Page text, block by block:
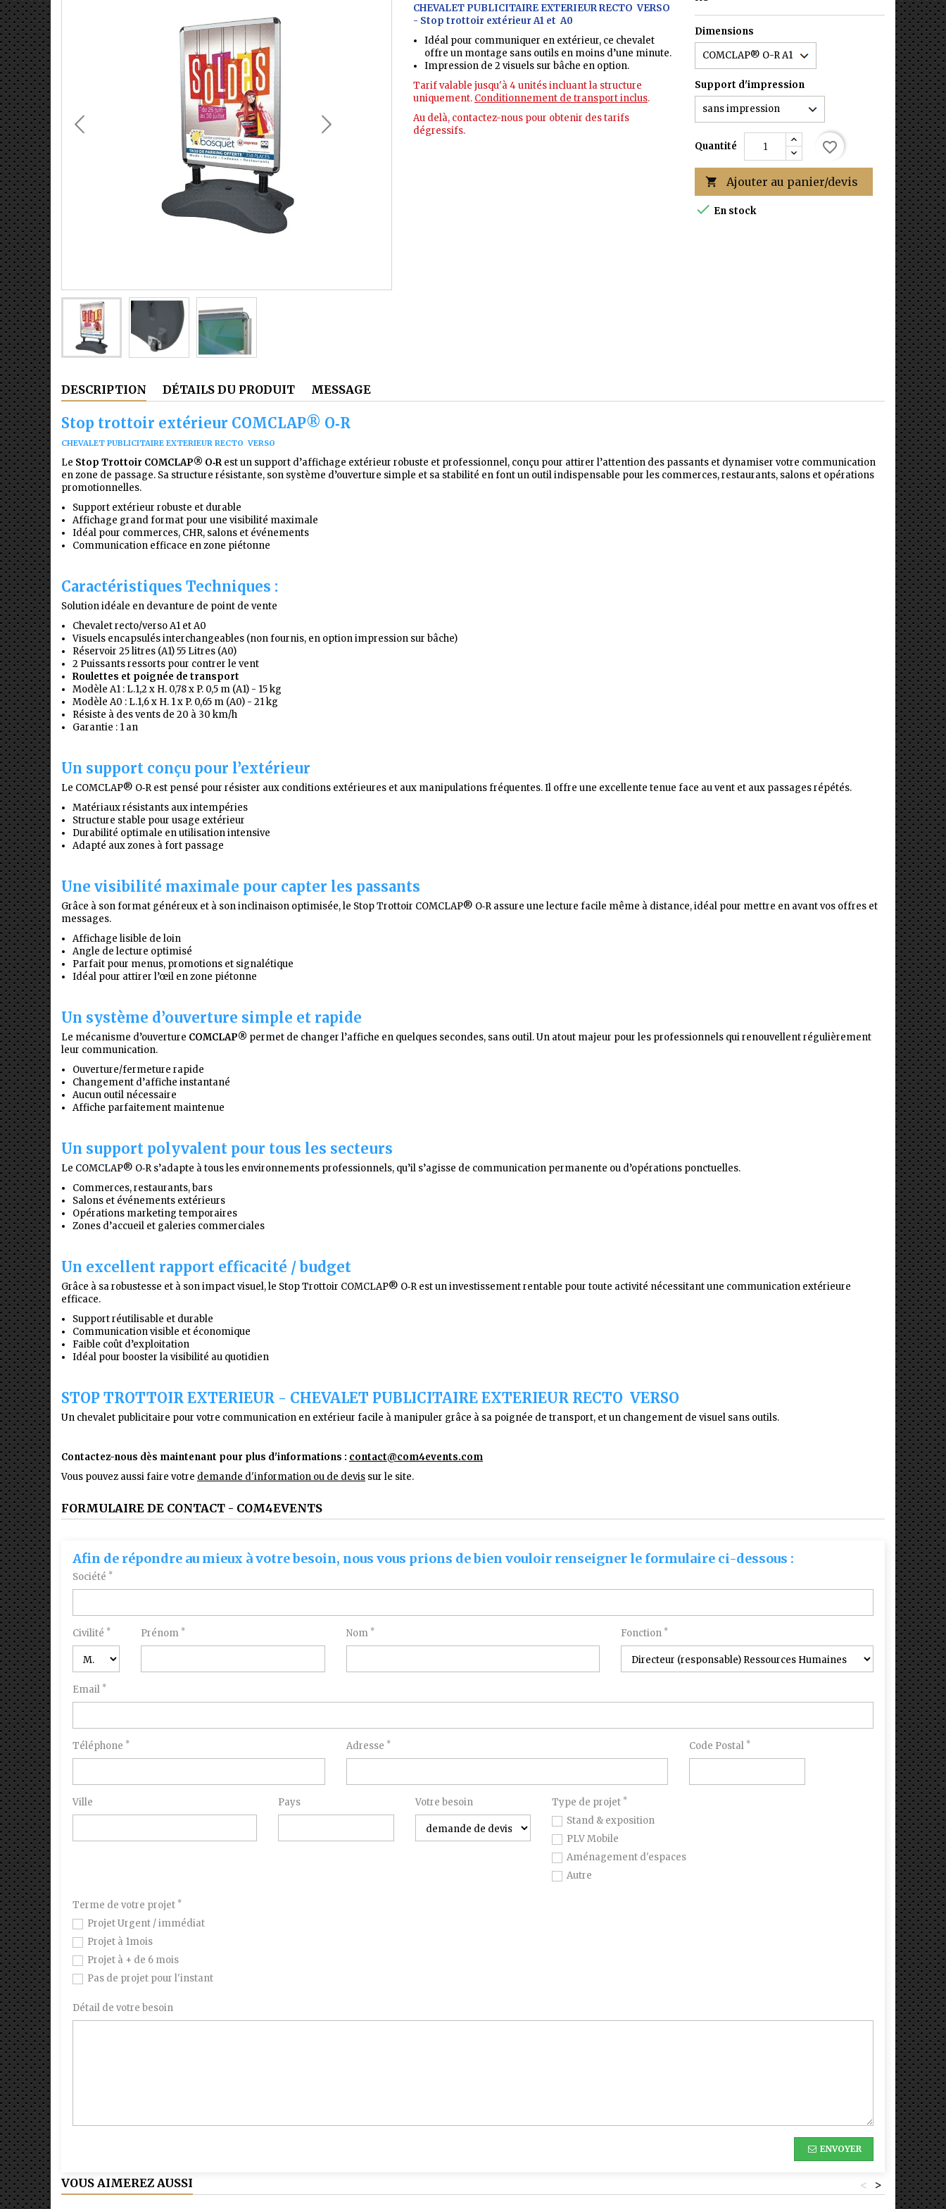
CHEVALET PUBLICITAIRE EXTERIEUR RECTO VERSO
- Stop trottoir extérieur A1 et A0
Idéal pour communiquer en extérieur, ce chevalet
offre un montage sans outils en moins d’une minute.
Impression de 2 visuels sur bâche en option.
Tarif valable jusqu'à 4 unités incluant la structure
uniquement. Conditionnement de transport inclus.
Au delà, contactez-nous pour obtenir des tarifs
dégressifs.
Dimensions
Support d'impression
Quantité
 Ajouter au panier/devis
favorite_border
 En stock
DESCRIPTION DÉTAILS DU PRODUIT MESSAGE
Stop trottoir extérieur COMCLAP® O‑R
CHEVALET PUBLICITAIRE EXTERIEUR RECTO VERSO
Le Stop Trottoir COMCLAP® O‑Rest un support d’affichage extérieur robuste et professionnel, conçu pour attirer l’attention des passants et dynamiser votre communication
en zone de passage. Sa structure résistante, son système d’ouverture simple et sa stabilité en font un outil indispensable pour les commerces, restaurants, salons et opérations
promotionnelles.
Support extérieur robuste et durable
Affichage grand format pour une visibilité maximale
Idéal pour commerces, CHR, salons et événements
Communication efficace en zone piétonne
Caractéristiques Techniques :
Solution idéale en devanture de point de vente
Chevalet recto/verso A1 et A0
Visuels encapsulés interchangeables (non fournis, en option impression sur bâche)
Réservoir 25 litres (A1) 55 Litres (A0)
2 Puissants ressorts pour contrer le vent
Roulettes et poignée de transport
Modèle A1 : L.1,2 x H. 0,78 x P. 0,5 m (A1) - 15 kg
Modèle A0 : L.1,6 x H. 1 x P. 0,65 m (A0) - 21 kg
Résiste à des vents de 20 à 30 km/h
Garantie : 1 an
Un support conçu pour l’extérieur
Le COMCLAP® O‑R est pensé pour résister aux conditions extérieures et aux manipulations fréquentes. Il offre une excellente tenue face au vent et aux passages répétés.
Matériaux résistants aux intempéries
Structure stable pour usage extérieur
Durabilité optimale en utilisation intensive
Adapté aux zones à fort passage
Une visibilité maximale pour capter les passants
Grâce à son format généreux et à son inclinaison optimisée, le Stop Trottoir COMCLAP® O‑R assure une lecture facile même à distance, idéal pour mettre en avant vos offres et
messages.
Affichage lisible de loin
Angle de lecture optimisé
Parfait pour menus, promotions et signalétique
Idéal pour attirer l’œil en zone piétonne
Un système d’ouverture simple et rapide
Le mécanisme d’ouverture COMCLAP® permet de changer l’affiche en quelques secondes, sans outil. Un atout majeur pour les professionnels qui renouvellent régulièrement
leur communication.
Ouverture/fermeture rapide
Changement d’affiche instantané
Aucun outil nécessaire
Affiche parfaitement maintenue
Un support polyvalent pour tous les secteurs
Le COMCLAP® O‑R s’adapte à tous les environnements professionnels, qu’il s’agisse de communication permanente ou d’opérations ponctuelles.
Commerces, restaurants, bars
Salons et événements extérieurs
Opérations marketing temporaires
Zones d’accueil et galeries commerciales
Un excellent rapport efficacité / budget
Grâce à sa robustesse et à son impact visuel, le Stop Trottoir COMCLAP® O‑R est un investissement rentable pour toute activité nécessitant une communication extérieure
efficace.
Support réutilisable et durable
Communication visible et économique
Faible coût d’exploitation
Idéal pour booster la visibilité au quotidien
STOP TROTTOIR EXTERIEUR - CHEVALET PUBLICITAIRE EXTERIEUR RECTO VERSO
Un chevalet publicitaire pour votre communication en extérieur facile à manipuler grâce à sa poignée de transport, et un changement de visuel sans outils.
Contactez-nous dès maintenant pour plus d'informations : contact@com4events.com
Vous pouvez aussi faire votre demande d'information ou de devis sur le site.
FORMULAIRE DE CONTACT - COM4EVENTS
Afin de répondre au mieux à votre besoin, nous vous prions de bien vouloir renseigner le formulaire ci-dessous :
Société *
Civilité * Prénom * Nom * Fonction *
Email *
Téléphone * Adresse * Code Postal *
Ville Pays Votre besoin Type de projet *
Stand & exposition
PLV Mobile
Aménagement d'espaces
Autre
Terme de votre projet *
Projet Urgent / immédiat
Projet à 1mois
Projet à + de 6 mois
Pas de projet pour l'instant
Détail de votre besoin
ENVOYER
VOUS AIMEREZ AUSSI >
<